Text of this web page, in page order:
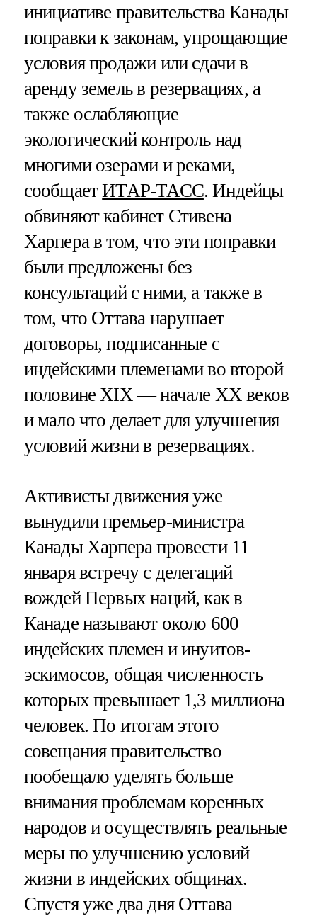
инициативе правительства Канады
поправки к законам, упрощающие
условия продажи или сдачи в
аренду земель в резервациях, а
также ослабляющие
экологический контроль над
многими озерами и реками,
сообщаетИТАР-ТАСС. Индейцы
обвиняют кабинет Стивена
Харпера в том, что эти поправки
были предложены без
консультаций с ними, а также в
том, что Оттава нарушает
договоры, подписанные с
индейскими племенами во второй
половине XIX — начале XX веков
и мало что делает для улучшения
условий жизни в резервациях.
Активисты движения уже
вынудили премьер-министра
Канады Харпера провести 11
января встречу с делегаций
вождей Первых наций, как в
Канаде называют около 600
индейских племен и инуитов-
эскимосов, общая численность
которых превышает 1,3 миллиона
человек. По итогам этого
совещания правительство
пообещало уделять больше
внимания проблемам коренных
народов и осуществлять реальные
меры по улучшению условий
жизни в индейских общинах.
Спустя уже два дня Оттава